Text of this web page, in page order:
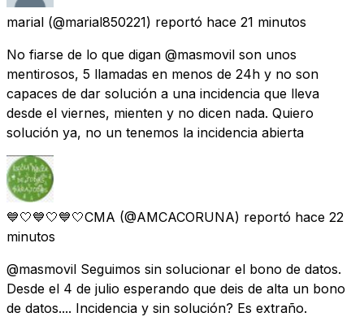
marial (@marial850221) reportó hace 21 minutos
No fiarse de lo que digan @masmovil son unos
mentirosos, 5 llamadas en menos de 24h y no son
capaces de dar solución a una incidencia que lleva
desde el viernes, mienten y no dicen nada. Quiero
solución ya, no un tenemos la incidencia abierta
💙🤍💙🤍💙🤍CMA (@AMCACORUNA) reportó hace 22
minutos
@masmovil Seguimos sin solucionar el bono de datos.
Desde el 4 de julio esperando que deis de alta un bono
de datos.... Incidencia y sin solución? Es extraño.